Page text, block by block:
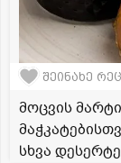
შეინახე
მოცვის
სხვა